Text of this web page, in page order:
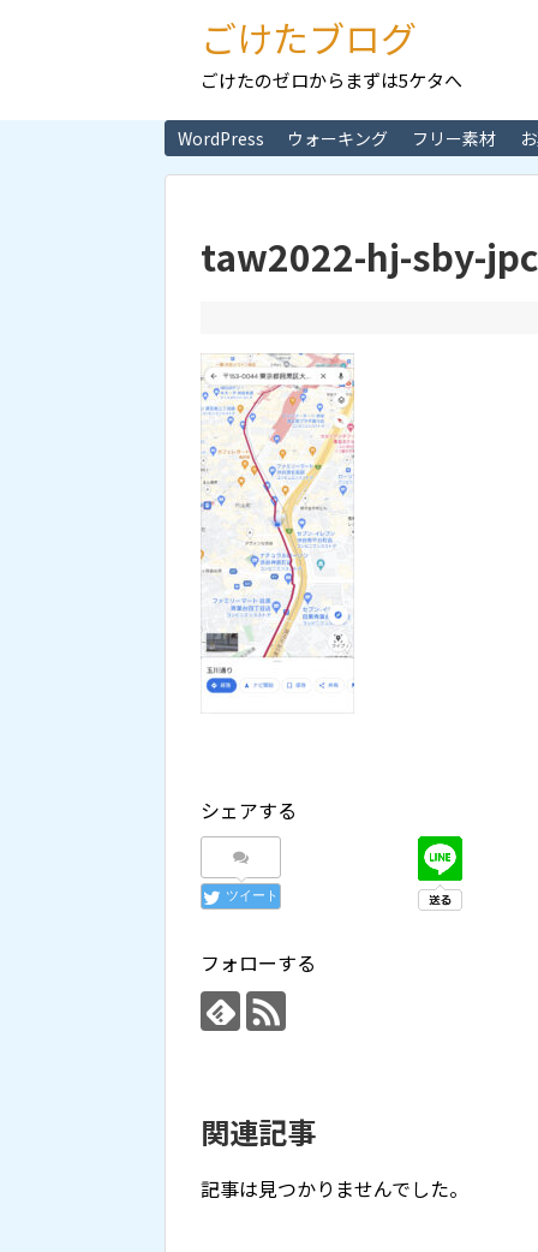
ごけたブログ
ごけたのゼロからまずは5ケタへ
WordPress ウォーキング フリー素材
taw2022-hj-sby-
シェアする
ツイート
フォローする
関連記事
記事は見つかりませんでした。